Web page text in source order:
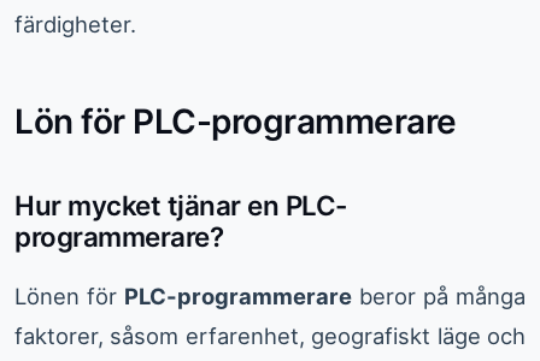
färdigheter.
Lön för PLC-programmerare
Hur mycket tjänar en PLC-
programmerare?
Lönen för PLC-programmerare beror på många
faktorer, såsom erfarenhet, geografiskt läge och